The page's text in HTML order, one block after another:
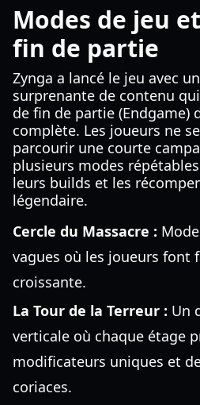
Modes de jeu
fin de partie
Zynga a lancé le jeu avec
surprenante de contenu
de fin de partie (Endgame)
complète. Les joueurs ne
parcourir une courte
plusieurs modes
leurs builds et les
légendaire.
Cercle du Massacre :
vagues où les joueurs font
croissante.
La Tour de la Terreur : Un
verticale où chaque étage
modificateurs uniques et
coriaces.